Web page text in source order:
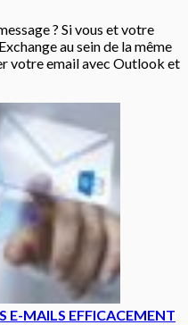
? Si vous et votre
au sein de la même
votre email avec Outlook et
E-MAILS EFFICACEMENT